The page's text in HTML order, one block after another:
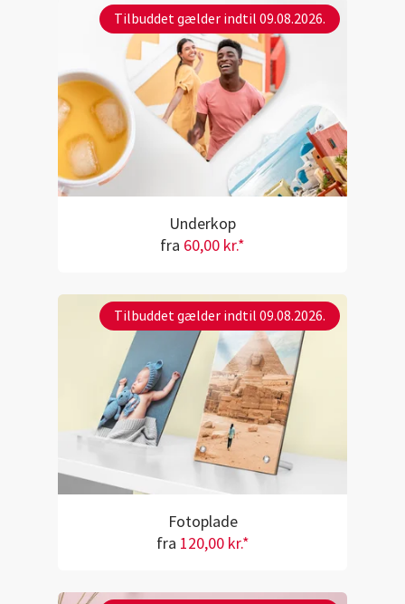
Tilbuddet gælder indtil 09.08.2026.
Underkop
fra 60,00 kr.*
Tilbuddet gælder indtil 09.08.2026.
Fotoplade
fra 120,00 kr.*